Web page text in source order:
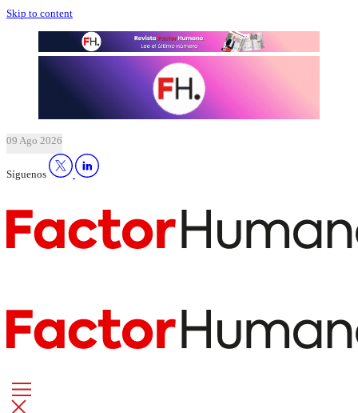
Skip to content
09 Ago 2026
Síguenos